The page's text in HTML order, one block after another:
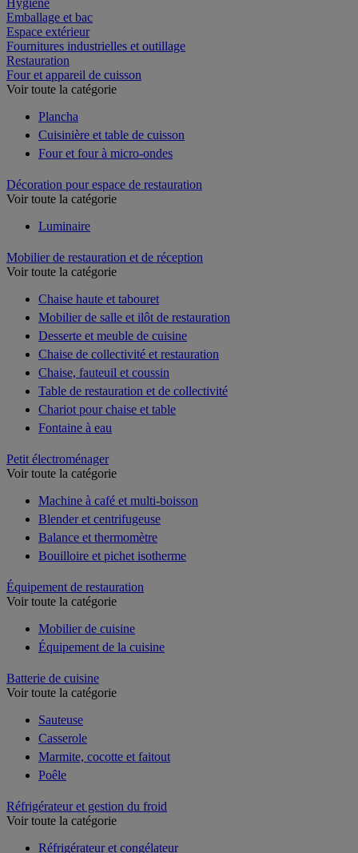
Emballage et bac
Espace extérieur
Fournitures industrielles et outillage
Restauration
Four et appareil de cuisson
Voir toute la catégorie
Plancha
Cuisinière et table de cuisson
Four et four à micro-ondes
Décoration pour espace de restauration
Voir toute la catégorie
Luminaire
Mobilier de restauration et de réception
Voir toute la catégorie
Chaise haute et tabouret
Mobilier de salle et ilôt de restauration
Desserte et meuble de cuisine
Chaise de collectivité et restauration
Chaise, fauteuil et coussin
Table de restauration et de collectivité
Chariot pour chaise et table
Fontaine à eau
Petit électroménager
Voir toute la catégorie
Machine à café et multi-boisson
Blender et centrifugeuse
Balance et thermomètre
Bouilloire et pichet isotherme
Équipement de restauration
Voir toute la catégorie
Mobilier de cuisine
Équipement de la cuisine
Batterie de cuisine
Voir toute la catégorie
Sauteuse
Casserole
Marmite, cocotte et faitout
Poêle
Réfrigérateur et gestion du froid
Voir toute la catégorie
Réfrigérateur et congélateur